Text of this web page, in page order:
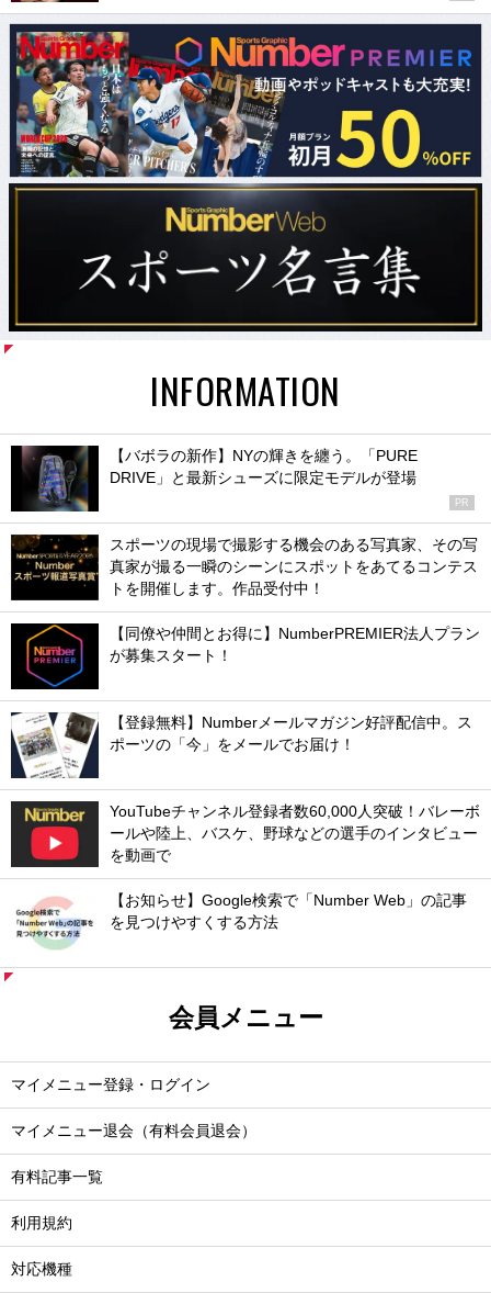
INFORMATION
【バボラの新作】NYの輝きを纏う。「PURE
DRIVE」と最新シューズに限定モデルが登場
PR
スポーツの現場で撮影する機会のある写真家、その写
真家が撮る一瞬のシーンにスポットをあてるコンテス
トを開催します。作品受付中！
【同僚や仲間とお得に】NumberPREMIER法人プラン
が募集スタート！
【登録無料】Numberメールマガジン好評配信中。ス
ポーツの「今」をメールでお届け！
YouTubeチャンネル登録者数60,000人突破！バレーボ
ールや陸上、バスケ、野球などの選手のインタビュー
を動画で
【お知らせ】Google検索で「Number Web」の記事
を見つけやすくする方法
会員メニュー
マイメニュー登録・ログイン
マイメニュー退会（有料会員退会）
有料記事一覧
利用規約
対応機種